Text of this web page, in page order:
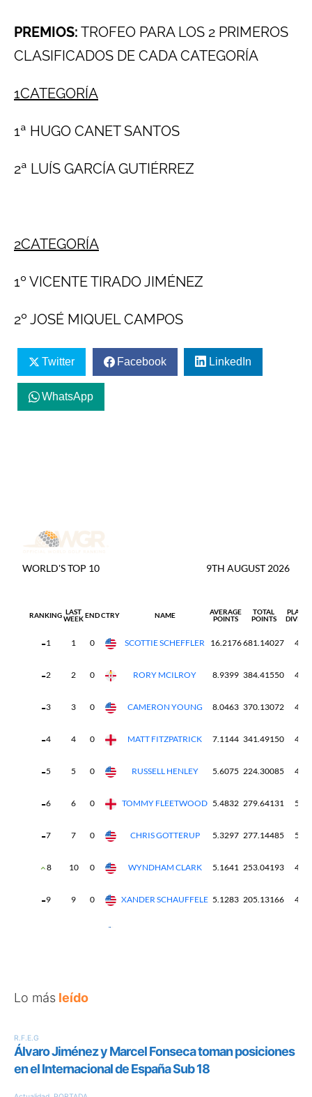
PREMIOS: TROFEO PARA LOS 2 PRIMEROS
CLASIFICADOS DE CADA CATEGORÍA
1CATEGORÍA
1ª HUGO CANET SANTOS
2ª LUÍS GARCÍA GUTIÉRREZ
2CATEGORÍA
1º VICENTE TIRADO JIMÉNEZ
2º JOSÉ MIQUEL CAMPOS
Twitter Facebook LinkedIn
WhatsApp
Lo más leído